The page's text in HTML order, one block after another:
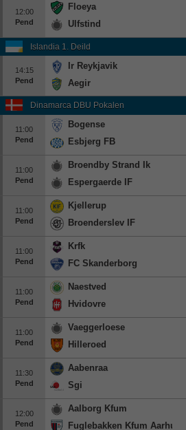
12:00
Pend
Floeya
Ulfstind
Islandia 1. Deild
14:15
Pend
Ir Reykjavik
Aegir
Dinamarca DBU Pokalen
11:00
Pend
Bogense
Esbjerg FB
11:00
Pend
Broendby Strand Ik
Espergaerde IF
11:00
Pend
Kjellerup
Broenderslev IF
11:00
Pend
Krfk
FC Skanderborg
11:00
Pend
Naestved
Hvidovre
11:00
Pend
Vaeggerloese
Hilleroed
11:30
Pend
Aabenraa
Sgi
12:00
Pend
Aalborg Kfum
Fuglebakken Kfum Aarhus